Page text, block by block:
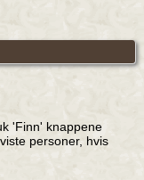
'Finn' knappene
personer, hvis